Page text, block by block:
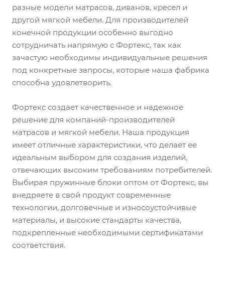
разные модели матрасов, диванов, кресел и
другой мягкой мебели. Для производителей
конечной продукции особенно выгодно
сотрудничать напрямую с Фортекс, так как
зачастую необходимы индивидуальные решения
под конкретные запросы, которые наша фабрика
способна удовлетворить.
Фортекс создает качественное и надежное
решение для компаний-производителей
матрасов и мягкой мебели. Наша продукция
имеет отличные характеристики, что делает ее
идеальным выбором для создания изделий,
отвечающих высоким требованиям потребителей.
Выбирая пружинные блоки оптом от Фортекс, вы
внедряете в свой продукт современные
технологии, долговечные и износоустойчивые
материалы, и высокие стандарты качества,
подкрепленные необходимыми сертификатами
соответствия.